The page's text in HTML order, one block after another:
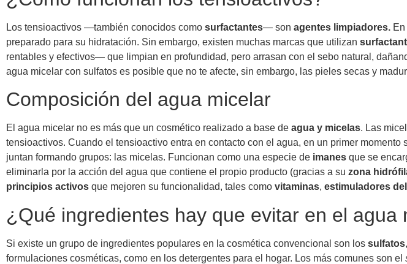
Los tensioactivos —también conocidos como surfactantes— son agentes limpiadores.
preparado para su hidratación. Sin embargo, existen muchas marcas que utilizan
rentables y efectivos— que limpian en profundidad, pero arrasan con el sebo natural,
agua micelar con sulfatos es posible que no te afecte, sin embargo, las pieles secas y
Composición del agua micelar
El agua micelar no es más que un cosmético realizado a base de agua y micelas. Las
tensioactivos. Cuando el tensioactivo entra en contacto con el agua, en un primer
juntan formando grupos: las micelas. Funcionan como una especie de imanes que se
eliminarla por la acción del agua que contiene el propio producto (gracias a su zona
principios activos que mejoren su funcionalidad, tales como vitaminas, estimuladores
¿Qué ingredientes hay que evitar en el agua
Si existe un grupo de ingredientes populares en la cosmética convencional son los sulfatos,
formulaciones cosméticas, como en los detergentes para el hogar. Los más comunes son el